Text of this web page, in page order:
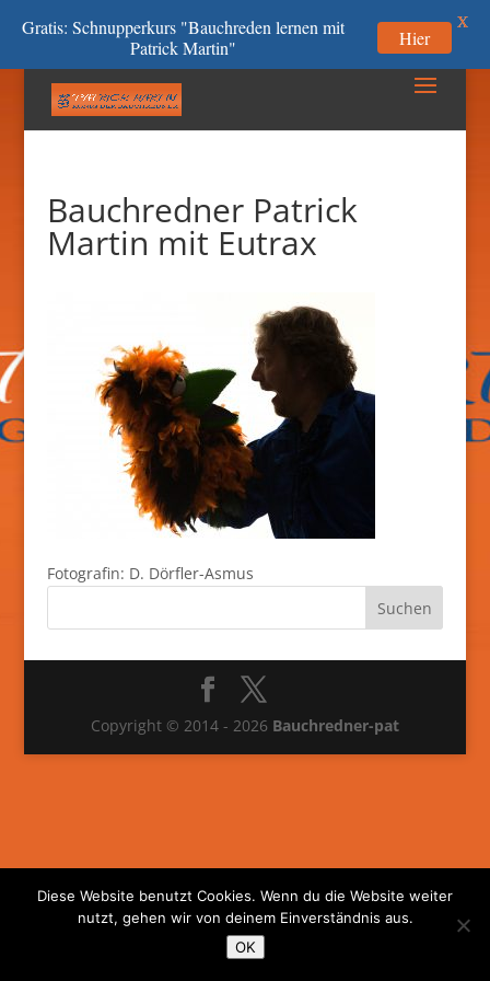
Bauchredner Patrick
Martin mit Eutrax
Fotografin: D. Dörfler-Asmus
Copyright © 2014 - 2026 Bauchredner-pat
Gratis: Schnupperkurs "Bauchreden lernen mit
Patrick Martin"
Hier
X
Diese Website benutzt Cookies. Wenn du die Website weiter
nutzt, gehen wir von deinem Einverständnis aus.
OK